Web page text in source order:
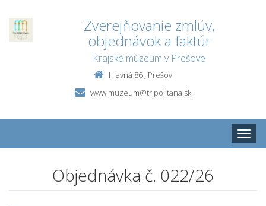
Zverejňovanie zmlúv,
objednávok a faktúr
Krajské múzeum v Prešove
Hlavná 86 , Prešov
www.muzeum@tripolitana.sk
Toggle
Objednávka č. 022/26